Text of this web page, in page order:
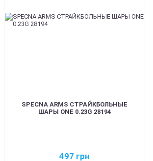
SPECNA ARMS СТРАЙКБОЛЬНЫЕ
ШАРЫ ONE 0.23G 28194
497 грн